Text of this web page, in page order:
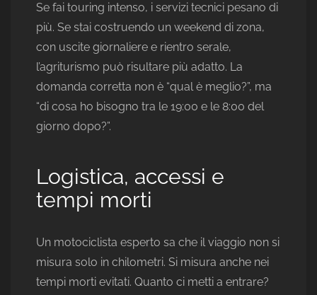
Se fai touring intenso, i servizi tecnici pesano di
più. Se stai costruendo un weekend di zona,
con uscite giornaliere e rientro serale,
l’agriturismo può risultare più adatto. La
domanda corretta non è “qual è meglio?”, ma
“di cosa ho bisogno tra le 19:00 e le 8:00 del
giorno dopo?”.
Logistica, accessi e
tempi morti
Un motociclista esperto sa che il viaggio non si
misura solo in chilometri. Si misura anche nei
tempi morti evitati. Quanto ci metti a entrare?